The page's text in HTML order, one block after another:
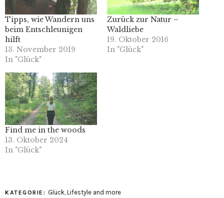
Tipps, wie Wandern uns
beim Entschleunigen
hilft
13. November 2019
In "Glück"
Zurück zur Natur –
Waldliebe
19. Oktober 2016
In "Glück"
Find me in the woods
13. Oktober 2024
In "Glück"
KATEGORIE: Glück, Lifestyle and more